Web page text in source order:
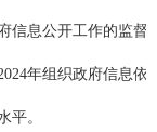
信息公开工作的监
年组织政府信息依
平。